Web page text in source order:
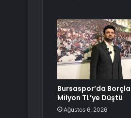
Bursaspor’da
Milyon TL’ye Düştü
Ağustos 6, 2026